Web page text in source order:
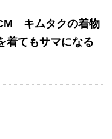
キムタクの着物
着てもサマになる